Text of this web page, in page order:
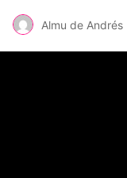
Almu de Andrés